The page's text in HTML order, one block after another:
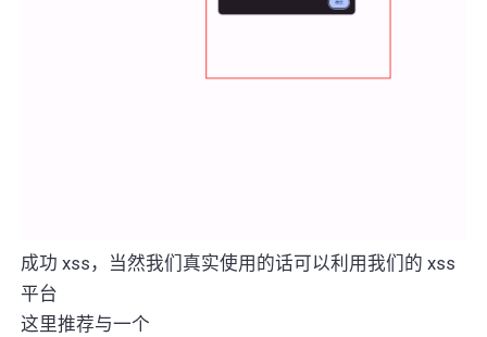
成功 xss，当然我们真实使用的话可以利用我们的 xss
平台
这里推荐与一个